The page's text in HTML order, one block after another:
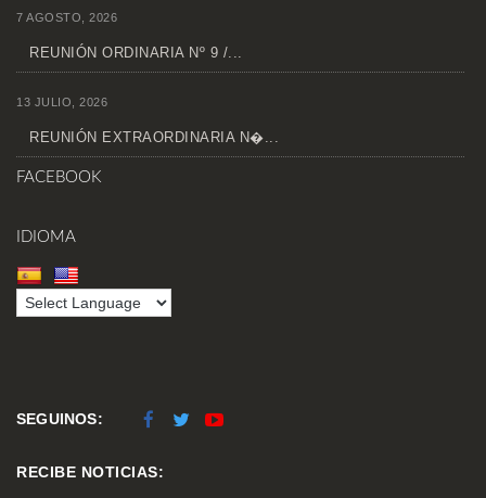
7 AGOSTO, 2026
REUNIÓN ORDINARIA Nº 9 /...
13 JULIO, 2026
REUNIÓN EXTRAORDINARIA N�...
FACEBOOK
IDIOMA
SEGUINOS:
RECIBE NOTICIAS: